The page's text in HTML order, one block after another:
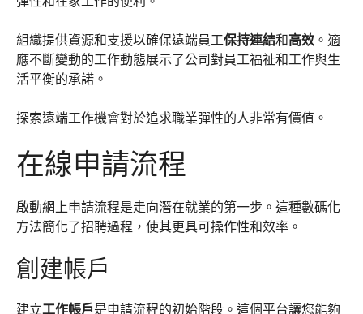
組織提供資源和支援以確保遠端員工保持連結和高效 。適
應不斷變動的工作動態展示了公司對員工福祉和工作與生
活平衡的承諾。
探索遠端工作機會對於追求職業彈性的人非常有價值。
在線申請流程
啟動網上申請流程是走向潛在就業的第一步。這種數碼化
方法簡化了招聘過程，使其更具可操作性和效率。
創建帳戶
建立工作帳戶是申請流程的初始階段。這個平台讓您能夠